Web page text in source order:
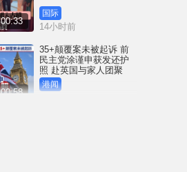
00:33
国际
14小时前
00:58
35+颠覆案未被起诉 前
民主党涂谨申获发还护
照 赴英国与家人团聚
港闻